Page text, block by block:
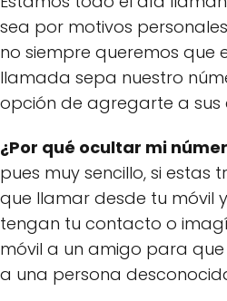
sea por motivos
no siempre queremos que
llamada sepa nuestro
opción de agregarte a sus
¿Por qué ocultar mi
pues muy sencillo, si estas
que llamar desde tu móvil
tengan tu contacto o
móvil a un amigo para
a una persona